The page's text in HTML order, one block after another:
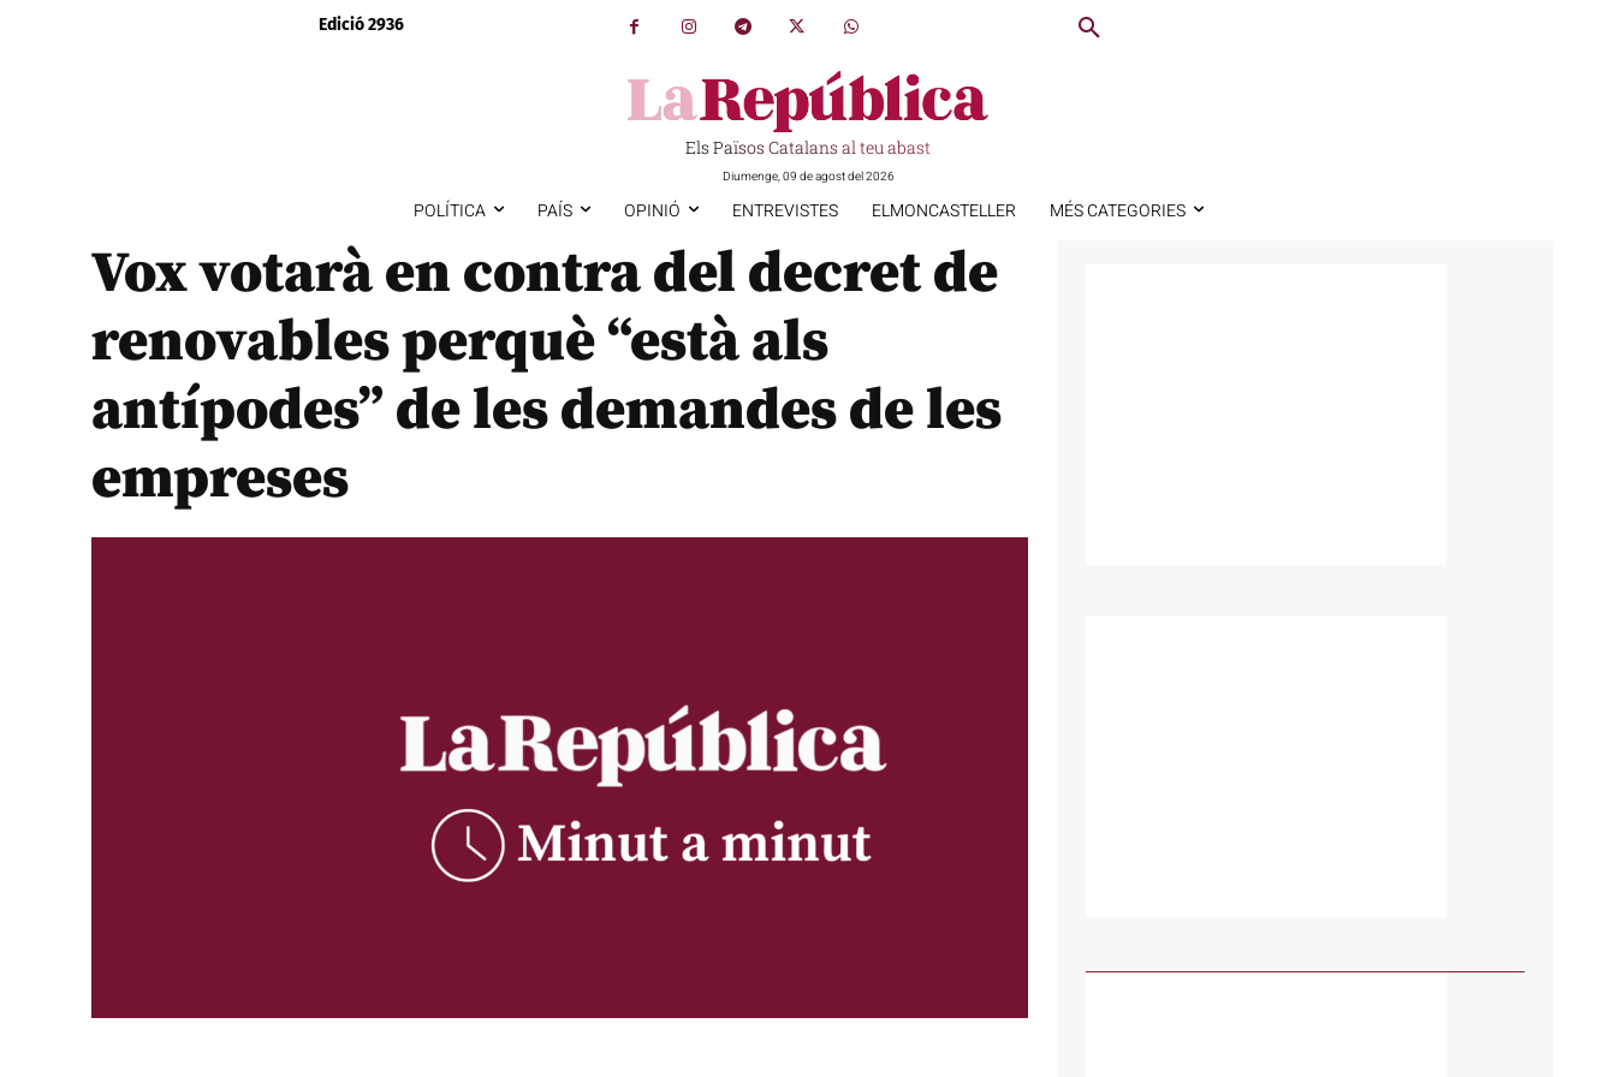
Edició 2936
Els Països Catalans al teu abast
Diumenge, 09 de agost del 2026
POLÍTICA PAÍS OPINIÓ ENTREVISTES ELMONCASTELLER MÉS CATEGORIES
Vox votarà en contra del decret de
renovables perquè “està als
antípodes” de les demandes de les
empreses